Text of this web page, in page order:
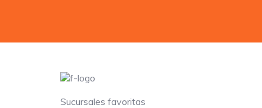
Sucursales favoritas